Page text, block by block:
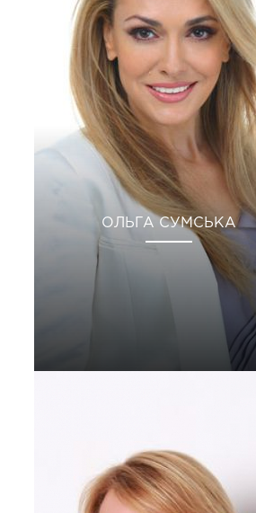
ОЛЬГА СУМСЬКА